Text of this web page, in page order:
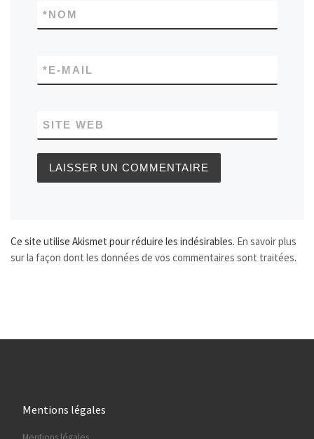
NOM
*
E-MAIL
*
SITE WEB
Ce site utilise Akismet pour réduire les indésirables. En savoir plus
sur la façon dont les données de vos commentaires sont traitées.
Mentions légales